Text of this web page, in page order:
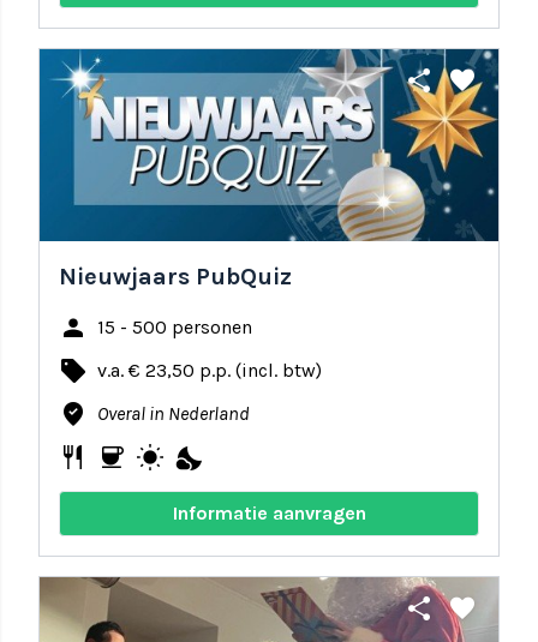
share favorite
Nieuwjaars PubQuiz
person 15 - 500 personen
local_offer v.a. € 23,50 p.p. (incl. btw)
where_to_vote Overal in Nederland
restaurant coffee wb_sunny nights_stay
Informatie aanvragen
share favorite